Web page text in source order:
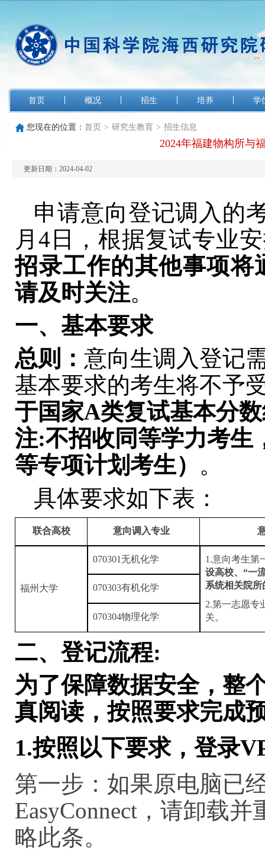
首页 概况 招生 培养 学
您现在的位置： 首页 > 研究生教育 > 招生信息
2024年福建物构所与
更新日期：2024-04-02
申请意向登记调入的
月4日，根据复试专业
招录工作的其他事项将
请及时关注。
一、基本要求
总则： 意向生调入登记
基本要求的考生将不予
于国家A类复试基本分
注:不招收同等学力考生
等专项计划考生） 。
具体要求如下表：
联合高校 意向调入专业
福州大学
070301无机化学
1.意向考生第
设高校、“一
系统相关院
2.第一志愿专
关。
070303有机化学
070304物理化学
二、登记流程:
为了保障数据安全，整
真阅读，按照要求完成
1.按照以下要求，登录
第一步：如果原电脑已
EasyConnect，请卸载
略此条。